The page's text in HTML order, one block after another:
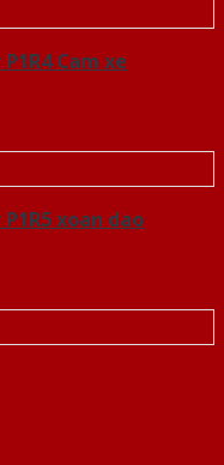
Cam xe
xoan dao